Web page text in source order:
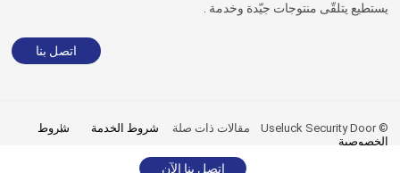
اتصل بنا الآن
يستطيع يتلقّى منتوجات جيّدة وخدمة .
اتصل بنا
© Useluck Security Door مقالات ذات صلة شروط الخدمة
شروط
الخصوصية
sitemap.xml